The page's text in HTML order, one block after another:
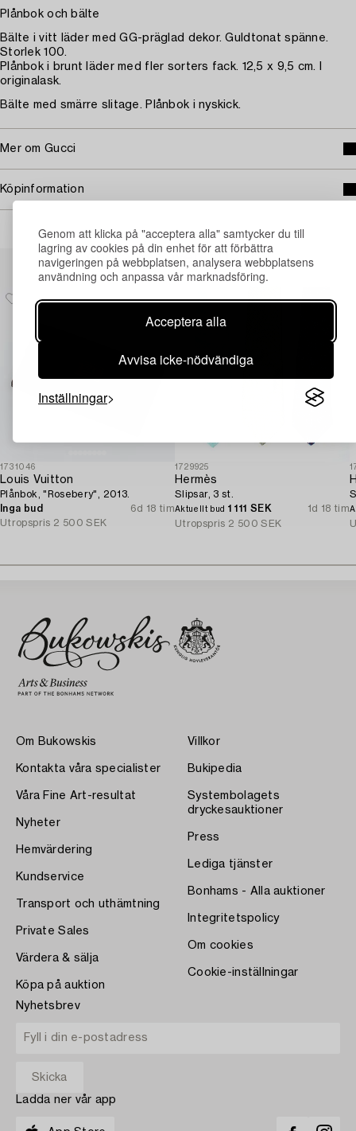
Genom att klicka på "acceptera alla" samtycker du till
lagring av cookies på din enhet för att förbättra
navigeringen på webbplatsen, analysera webbplatsens
användning och anpassa vår marknadsföring.
Acceptera alla
Avvisa icke-nödvändiga
Inställningar
Plånbok och bälte
Bälte i vitt läder med GG-präglad dekor. Guldtonat spänne.
Storlek 100.
Plånbok i brunt läder med fler sorters fack. 12,5 x 9,5 cm. I
originalask.
Bälte med smärre slitage. Plånbok i nyskick.
Mer om Gucci
Köpinformation
Andra har även tittat på
1731046
Louis Vuitton
Plånbok, "Rosebery", 2013.
Inga bud
6d 18 tim
Utropspris 2 500 SEK
1729925
Hermès
Slipsar, 3 st.
Aktuellt bud 1 111 SEK
1d 18 tim
Utropspris 2 500 SEK
Om Bukowskis
Kontakta våra specialister
Våra Fine Art-resultat
Nyheter
Hemvärdering
Kundservice
Transport och uthämtning
Private Sales
Värdera & sälja
Köpa på auktion
Villkor
Bukipedia
Systembolagets
dryckesauktioner
Press
Lediga tjänster
Bonhams - Alla auktioner
Integritetspolicy
Om cookies
Cookie-inställningar
Nyhetsbrev
Ladda ner vår app